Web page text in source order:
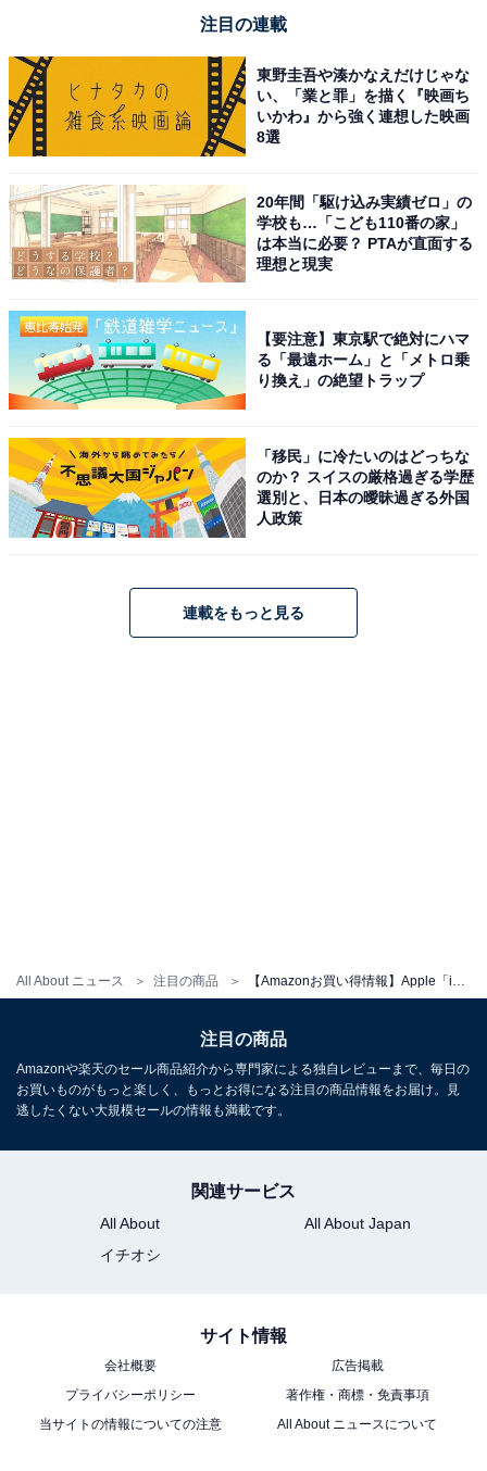
All About ニュース 注目の商品
Apple 11インチiPad Pro(M5):Ultra Retina XDR ディスプ
レイ、256GB、横向きの12MP フロント/バックカメラ、
LiDAR スキャナ、Apple N1によるWi-Fi 7、Face ID、一
日中使えるバッテリー - スペースブラック
Amazonで見る
Apple「13インチiPad Pro（M4）」
Apple 13インチiPad Pro(M4):Ultra Retina XDR ディス
プレイ、 2TB、横向きの 12MP フロントカメラ/12MP バ
ックカメラ、LiDAR スキャナ、Wi-Fi 6E + 5G 携帯電話通
信(eSIM)、Face ID、一日中使えるバッテリー - シルバー
Amazonで見る
Apple「13インチiPad Air（M4）」
注目の連載
東野圭吾や湊かなえだけじゃな
い、「業と罪」を描く『映画ち
いかわ』から強く連想した映画
8選
20年間「駆け込み実績ゼロ」の
学校も…「こども110番の家」
は本当に必要？ PTAが直面する
理想と現実
【要注意】東京駅で絶対にハマ
る「最遠ホーム」と「メトロ乗
り換え」の絶望トラップ
「移民」に冷たいのはどっちな
のか？ スイスの厳格過ぎる学歴
選別と、日本の曖昧過ぎる外国
人政策
連載をもっと見る
注目の商品
Amazonや楽天のセール商品紹介から専門家による独自レビューまで、毎日の
お買いものがもっと楽しく、もっとお得になる注目の商品情報をお届け。見
逃したくない大規模セールの情報も満載です。
関連サービス
All About
All About Japan
イチオシ
サイト情報
会社概要
広告掲載
プライバシーポリシー
著作権・商標・免責事項
当サイトの情報についての注意
All About ニュースについて